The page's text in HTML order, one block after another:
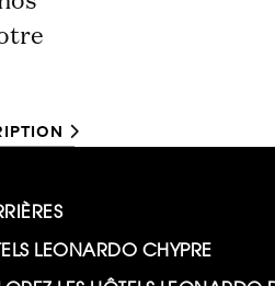
LEONARDO CHYPRE